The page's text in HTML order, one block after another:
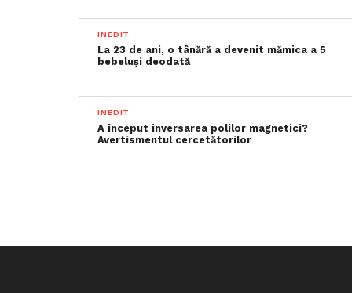
INEDIT
La 23 de ani, o tânără a devenit mămica a 5
bebeluși deodată
INEDIT
A început inversarea polilor magnetici?
Avertismentul cercetătorilor